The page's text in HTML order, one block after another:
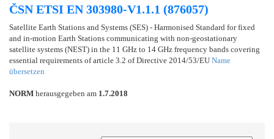
ČSN ETSI EN 303980-V1.1.1 (876057)
Satellite Earth Stations and Systems (SES) - Harmonised Standard for fixed
and in-motion Earth Stations communicating with non-geostationary
satellite systems (NEST) in the 11 GHz to 14 GHz frequency bands covering
essential requirements of article 3.2 of Directive 2014/53/EU Name
übersetzen
NORM herausgegeben am 1.7.2018